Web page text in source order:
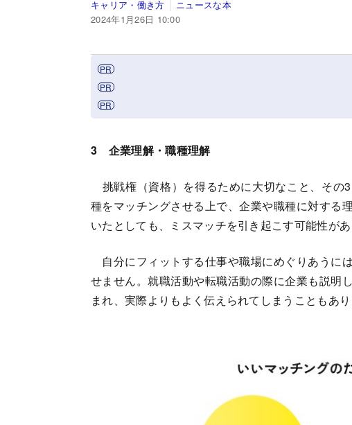
キャリア・働き方
ニュースな本
2024年1月26日 10:00
3 企業理解・職種理解
挑戦権（資格）を得るために大切なこと、その
種をマッチングさせる上で、企業や職種に対する
いたとしても、ミスマッチを引き起こす可能性があ
自分にフィットする仕事や職場にめぐりあうに
せません。就職活動や転職活動の際に企業も説明
まれ、実際よりもよく伝えられてしまうこともあり